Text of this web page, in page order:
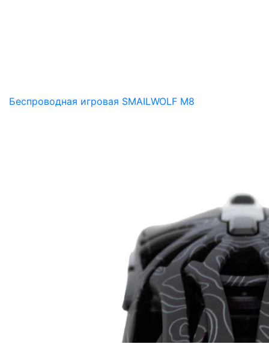
Беспроводная игровая SMAILWOLF M8